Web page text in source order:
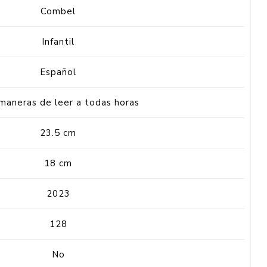
Combel
Infantil
Español
de leer a todas horas
23.5 cm
18 cm
2023
128
No